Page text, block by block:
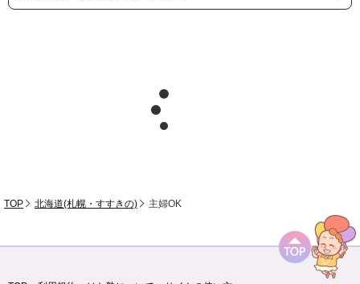
TOP 北海道(札幌・すすきの) 主婦OK